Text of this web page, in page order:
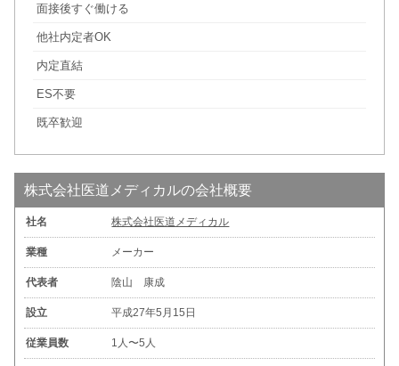
面接後すぐ働ける
他社内定者OK
内定直結
ES不要
既卒歓迎
株式会社医道メディカルの会社概要
社名 株式会社医道メディカル
業種 メーカー
代表者 陰山 康成
設立 平成27年5月15日
従業員数 1人〜5人